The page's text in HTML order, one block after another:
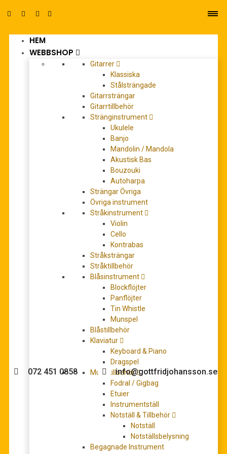
HEM
WEBBSHOP
Gitarrer
Klassiska
Stålsträngade
Gitarrsträngar
Gitarrtillbehör
Stränginstrument
Ukulele
Banjo
Mandolin / Mandola
Akustisk Bas
Bouzouki
Autoharpa
Strängar Övriga
Övriga instrument
Stråkinstrument
Violin
Cello
Kontrabas
Stråksträngar
Stråktillbehör
Blåsinstrument
Blockflöjter
Panflöjter
Tin Whistle
Munspel
Blåstillbehör
Klaviatur
Keyboard & Piano
Dragspel
Musiktillbehör
Fodral / Gigbag
Etuier
Instrumentställ
Notställ & Tillbehör
Notställ
Notställsbelysning
Begagnade Instrument
The Art Of Billy Strayhorn
199,00kr
LÄGG TILL I VARUKORG
Behöver du hjälp med köpet?
072 451 0858 info@gottfridjohansson.se
Johansson Musik webbshop!
Telefontider:
Måndag – fredag 10-12